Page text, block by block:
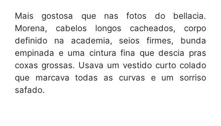
Mais gostosa que nas fotos do bellacia.
Morena, cabelos longos cacheados, corpo
definido na academia, seios firmes, bunda
empinada e uma cintura fina que descia pras
coxas grossas. Usava um vestido curto colado
que marcava todas as curvas e um sorriso
safado.